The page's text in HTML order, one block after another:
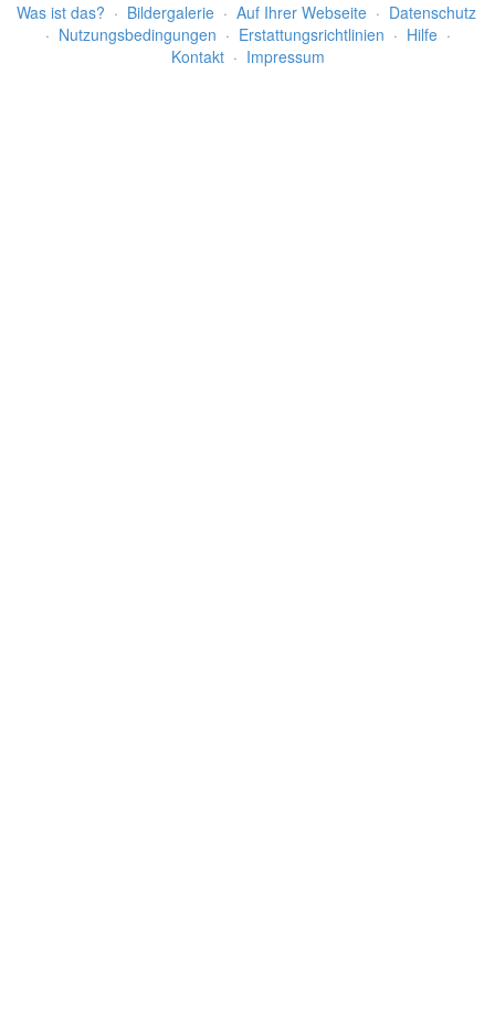
Was ist das? · Bildergalerie · Auf Ihrer Webseite · Datenschutz
· Nutzungsbedingungen · Erstattungsrichtlinien · Hilfe ·
Kontakt · Impressum